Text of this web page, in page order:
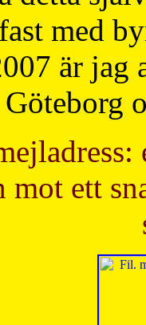
med
är
Göteborg
mot ett